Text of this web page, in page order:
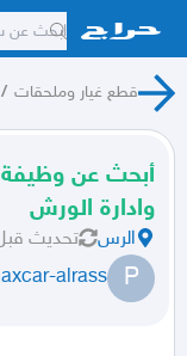
قطع غيار وملحقات /
أبحث عن وظيفة
وادارة الورش
الرس تحديث قبل ٣
P
alrass